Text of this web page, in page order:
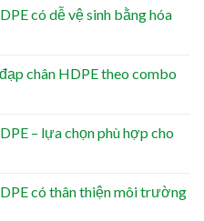
có dễ vệ sinh bằng hóa
chân HDPE theo combo
– lựa chọn phù hợp cho
có thân thiện môi trường